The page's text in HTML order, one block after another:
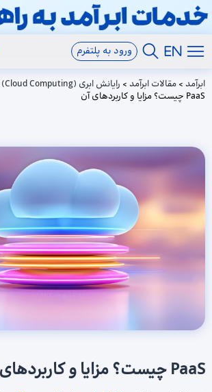
ورود به پلتفرم
ابرآمد > مقالات ابرآمد > رایانش ابری (Cloud Computing)
PaaS چیست؟ مزایا و کاربردهای آن
PaaS چیست؟ مزایا و کاربردهای آن